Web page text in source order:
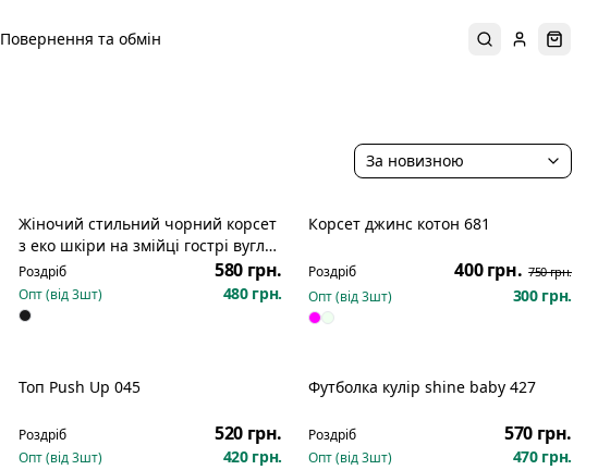
Повернення та обмін ПошукУвійти
За новизною
Жіночий стильний чорний корсет
з еко шкіри на змійці гострі вугли
клинці 42-46 196
Роздріб 580 грн.
Опт (від3шт) 480 грн.
Корсет джинс котон 681
Роздріб 400 грн. 750 грн.
Опт (від3шт) 300 грн.
Топ Push Up 045
Роздріб 520 грн.
Опт (від3шт) 420 грн.
Футболка кулір shine baby 427
Роздріб 570 грн.
Опт (від3шт) 470 грн.